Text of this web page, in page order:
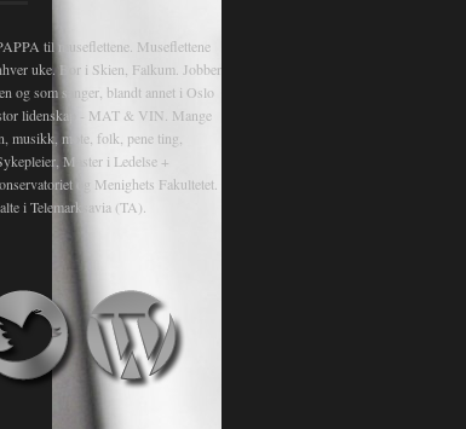
til museflettene. Museflettene
uke. Bor i Skien, Falkum. Jobber
og som sanger, blandt annet i Oslo
lidenskap - MAT & VIN. Mange
musikk, mote, folk, pene ting,
Master i Ledelse +
og Menighets Fakultetet.
i Telemarksavia (TA).